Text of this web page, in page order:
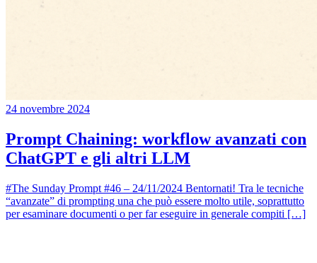
24 novembre 2024
Prompt Chaining: workflow avanzati con
ChatGPT e gli altri LLM
#The Sunday Prompt #46 – 24/11/2024 Bentornati! Tra le tecniche
“avanzate” di prompting una che può essere molto utile, soprattutto
per esaminare documenti o per far eseguire in generale compiti […]